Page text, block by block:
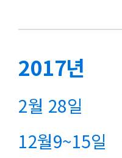
2017년
2월 28일
12월9~15일